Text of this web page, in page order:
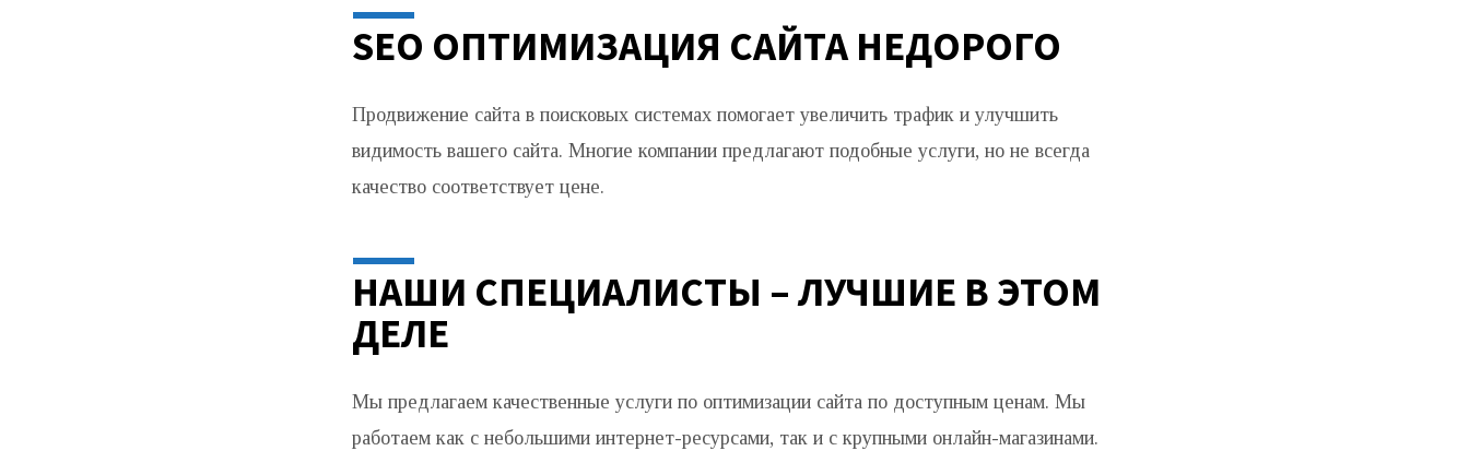
SEO ОПТИМИЗАЦИЯ САЙТА НЕДОРОГО
Продвижение сайта в поисковых системах помогает увеличить трафик и улучшить
видимость вашего сайта. Многие компании предлагают подобные услуги, но не всегда
качество соответствует цене.
НАШИ СПЕЦИАЛИСТЫ – ЛУЧШИЕ В ЭТОМ
ДЕЛЕ
Мы предлагаем качественные услуги по оптимизации сайта по доступным ценам. Мы
работаем как с небольшими интернет-ресурсами, так и с крупными онлайн-магазинами.